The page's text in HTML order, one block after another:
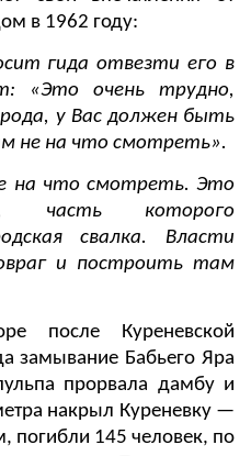
в 1962 году:
гида отвезти его в
«Это очень трудно,
у Вас должен быть
не на что смотреть».
на что смотреть. Это
часть которого
свалка. Власти
и построить там
после Куреневской
замывание Бабьего Яра
прорвала дамбу и
накрыл Куреневку —
145 человек, по